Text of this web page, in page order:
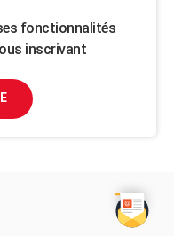
fonctionnalités
inscrivant